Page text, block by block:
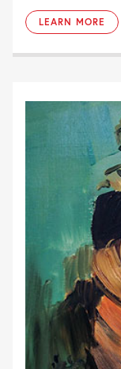
LEARN MORE